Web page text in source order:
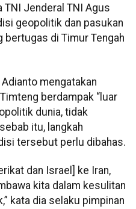
TNI Jenderal TNI Agus
geopolitik dan pasukan
bertugas di Timur Tengah
mengatakan
berdampak “luar
dunia, tidak
itu, langkah
tersebut perlu dibahas.
dan Israel] ke Iran,
kita dalam kesulitan
kata dia selaku pimpinan